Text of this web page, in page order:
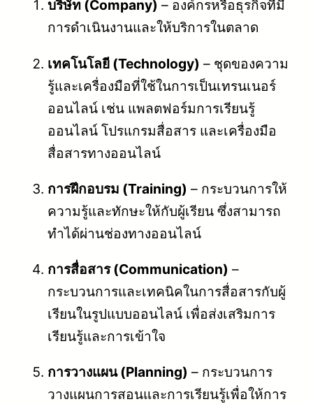
บริษัท (Company) – องค์กรหรือธุรกิจที่มี
การดำเนินงานและให้บริการในตลาด
เทคโนโลยี (Technology) – ชุดของความ
รู้และเครื่องมือที่ใช้ในการเป็นเทรนเนอร์
ออนไลน์ เช่น แพลตฟอร์มการเรียนรู้
ออนไลน์ โปรแกรมสื่อสาร และเครื่องมือ
สื่อสารทางออนไลน์
การฝึกอบรม (Training) – กระบวนการให้
ความรู้และทักษะให้กับผู้เรียน ซึ่งสามารถ
ทำได้ผ่านช่องทางออนไลน์
การสื่อสาร (Communication) –
กระบวนการและเทคนิคในการสื่อสารกับผู้
เรียนในรูปแบบออนไลน์ เพื่อส่งเสริมการ
เรียนรู้และการเข้าใจ
การวางแผน (Planning) – กระบวนการ
วางแผนการสอนและการเรียนรู้เพื่อให้การ